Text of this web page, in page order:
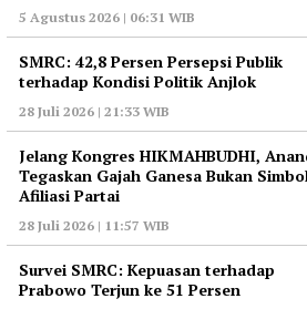
5 Agustus 2026 | 06:31 WIB
‎SMRC: 42,8 Persen Persepsi Publik
terhadap Kondisi Politik Anjlok
28 Juli 2026 | 21:33 WIB
‎Jelang Kongres HIKMAHBUDHI,
Tegaskan Gajah Ganesa Bukan
Afiliasi Partai
28 Juli 2026 | 11:57 WIB
‎Survei SMRC: Kepuasan terhadap
Prabowo Terjun ke 51 Persen